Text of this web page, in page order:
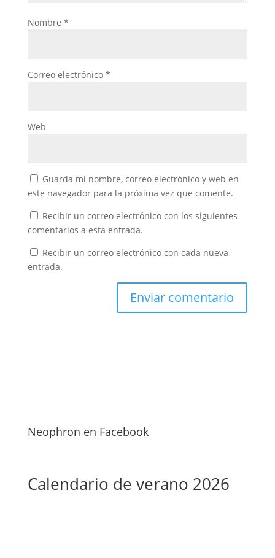
Nombre *
Correo electrónico *
Web
Guarda mi nombre, correo electrónico y web en
este navegador para la próxima vez que comente.
Recibir un correo electrónico con los siguientes
comentarios a esta entrada.
Recibir un correo electrónico con cada nueva
entrada.
Neophron en Facebook
Calendario de verano 2026